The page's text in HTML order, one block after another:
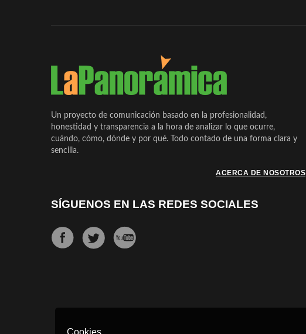
Un proyecto de comunicación basado en la profesionalidad,
honestidad y transparencia a la hora de analizar lo que ocurre,
cuándo, cómo, dónde y por qué. Todo contado de una forma clara y
sencilla.
ACERCA DE NOSOTROS
SÍGUENOS EN LAS REDES SOCIALES
Cookies